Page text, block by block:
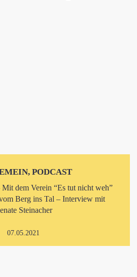
PODCAST
dem Verein “Es tut nicht weh”
Berg ins Tal – Interview mit
Steinacher
07.05.2021